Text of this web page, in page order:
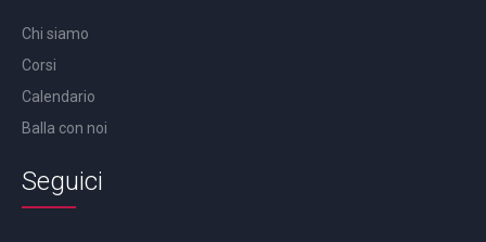
Chi siamo
Corsi
Calendario
Balla con noi
Seguici